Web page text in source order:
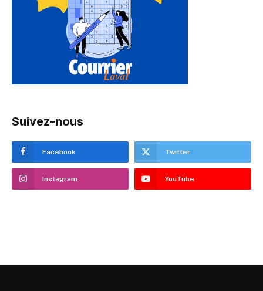
Suivez-nous
Facebook Twitter
Instagram YouTube